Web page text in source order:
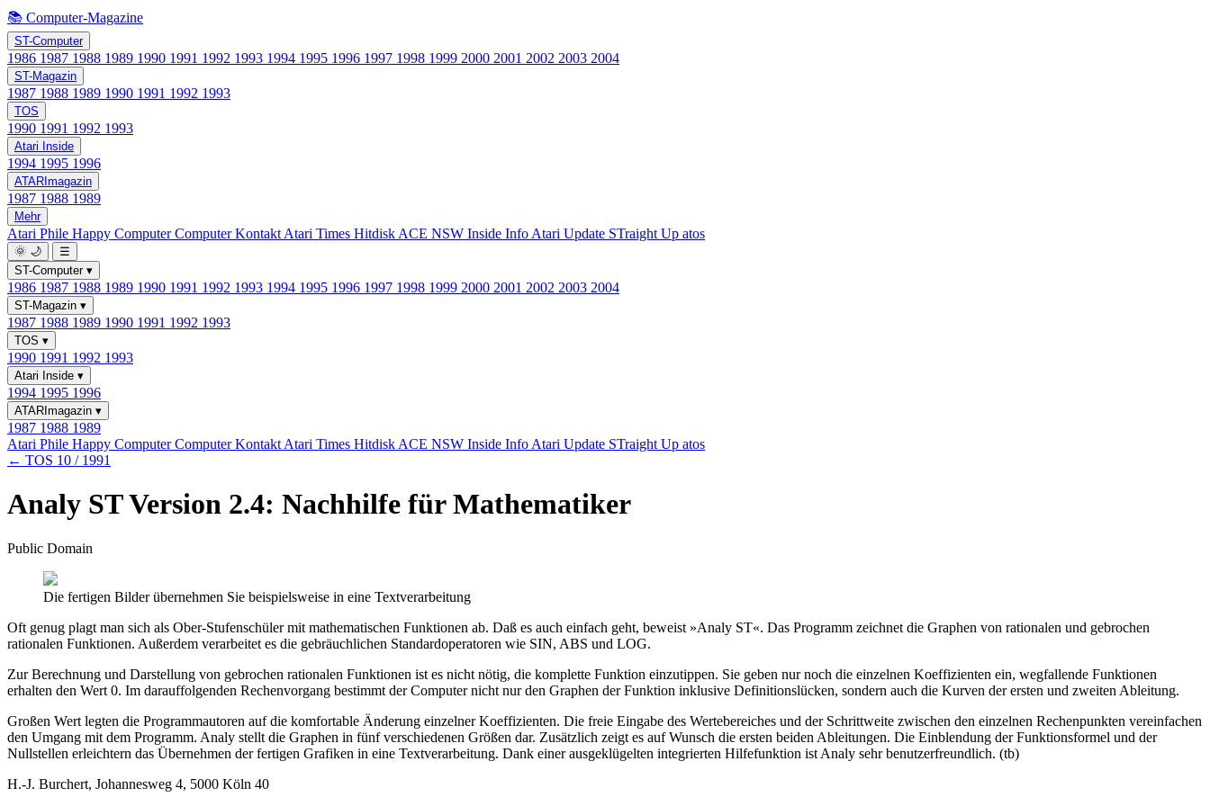
📚 Computer-Magazine
ST-Computer
1986 1987 1988 1989 1990 1991 1992 1993 1994 1995 1996 1997 1998 1999 2000 2001 2002 2003 2004
ST-Magazin
1987 1988 1989 1990 1991 1992 1993
TOS
1990 1991 1992 1993
Atari Inside
1994 1995 1996
ATARImagazin
1987 1988 1989
Mehr
Atari Phile Happy ComputerComputer Kontakt Atari Times Hitdisk ACE NSW Inside Info Atari Update STraight Up atos
🌞 🌙
☰
ST-Computer ▾
1986 1987 1988 1989 1990 1991 1992 1993 1994 1995 1996 1997 1998 1999 2000 2001 2002 2003 2004
ST-Magazin ▾
1987 1988 1989 1990 1991 1992 1993
TOS ▾
1990 1991 1992 1993
Atari Inside ▾
1994 1995 1996
ATARImagazin ▾
1987 1988 1989
Atari Phile Happy ComputerComputer Kontakt Atari Times Hitdisk ACE NSW Inside Info Atari Update STraight Up atos
← TOS 10 / 1991
Analy ST Version 2.4: Nachhilfe für Mathematiker
Public Domain
Die fertigen Bilder übernehmen Sie beispielsweise in eine Textverarbeitung
Oft genug plagt man sich als Ober-Stufenschüler mit mathematischen Funktionen ab. Daß es auch einfach geht, beweist »Analy ST«. Das Programm zeichnet die Graphen von rationalen und gebrochen
rationalen Funktionen. Außerdem verarbeitet es die gebräuchlichen Standardoperatoren wie SIN, ABS und LOG.
Zur Berechnung und Darstellung von gebrochen rationalen Funktionen ist es nicht nötig, die komplette Funktion einzutippen. Sie geben nur noch die einzelnen Koeffizienten ein, wegfallende Funktionen
erhalten den Wert 0. Im darauffolgenden Rechenvorgang bestimmt der Computer nicht nur den Graphen der Funktion inklusive Definitionslücken, sondern auch die Kurven der ersten und zweiten Ableitung.
Großen Wert legten die Programmautoren auf die komfortable Änderung einzelner Koeffizienten. Die freie Eingabe des Wertebereiches und der Schrittweite zwischen den einzelnen Rechenpunkten vereinfachen
den Umgang mit dem Programm. Analy stellt die Graphen in fünf verschiedenen Größen dar. Zusätzlich zeigt es auf Wunsch die ersten beiden Ableitungen. Die Einblendung der Funktionsformel und der
Nullstellen erleichtern das Übernehmen der fertigen Grafiken in eine Textverarbeitung. Dank einer ausgeklügelten integrierten Hilfefunktion ist Analy sehr benutzerfreundlich. (tb)
H.-J. Burchert, Johannesweg 4, 5000 Köln 40